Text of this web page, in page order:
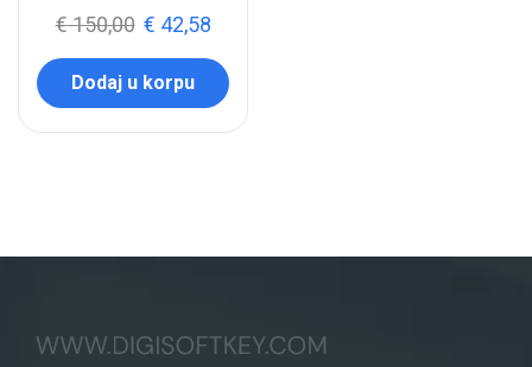
€150,00 € 42,58
Dodaj u korpu